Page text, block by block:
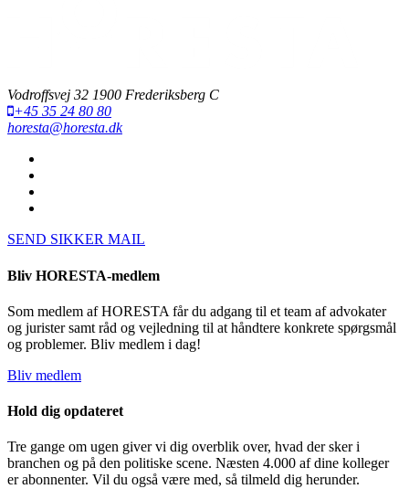
Vodroffsvej 32 1900 Frederiksberg C
+45 35 24 80 80
horesta@horesta.dk
SEND SIKKER MAIL
Bliv HORESTA-medlem
Som medlem af HORESTA får du adgang til et team af advokater
og jurister samt råd og vejledning til at håndtere konkrete spørgsmål
og problemer. Bliv medlem i dag!
Bliv medlem
Hold dig opdateret
Tre gange om ugen giver vi dig overblik over, hvad der sker i
branchen og på den politiske scene. Næsten 4.000 af dine kolleger
er abonnenter. Vil du også være med, så tilmeld dig herunder.